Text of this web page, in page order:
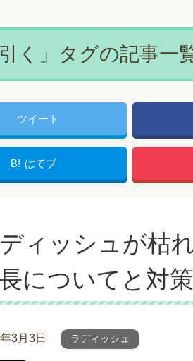
引く」タグの記事一
ツイート
B! はてブ
ィッシュが枯
についてと対
3月3日 ラディッシュ